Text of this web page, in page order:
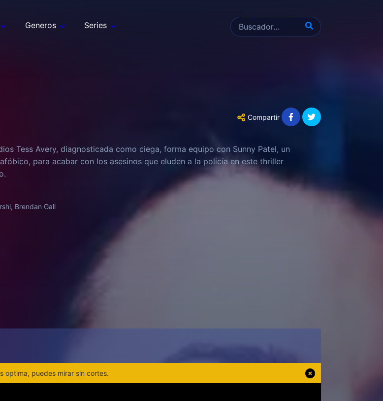
Generos Series
Compartir
Tess Avery, diagnosticada como ciega, forma equipo con Sunny Patel, un
para acabar con los asesinos que eluden a la policía en este thriller
Brendan Gall
optima, puedes mirar sin cortes.